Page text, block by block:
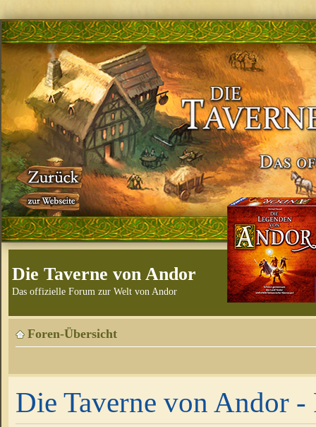
Die Taverne von Andor
Das offizielle Forum zur Welt von Andor
Foren-Übersicht
Die Taverne von Andor -